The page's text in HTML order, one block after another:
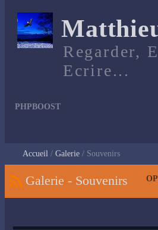
Regarder,
Ecrire...
PHPBOOST
Accueil Galerie Souvenirs
Galerie - Souvenirs